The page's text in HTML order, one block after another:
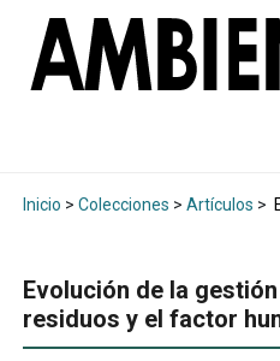
Inicio > Colecciones > Artículos >
Evolución de la
residuos y el factor